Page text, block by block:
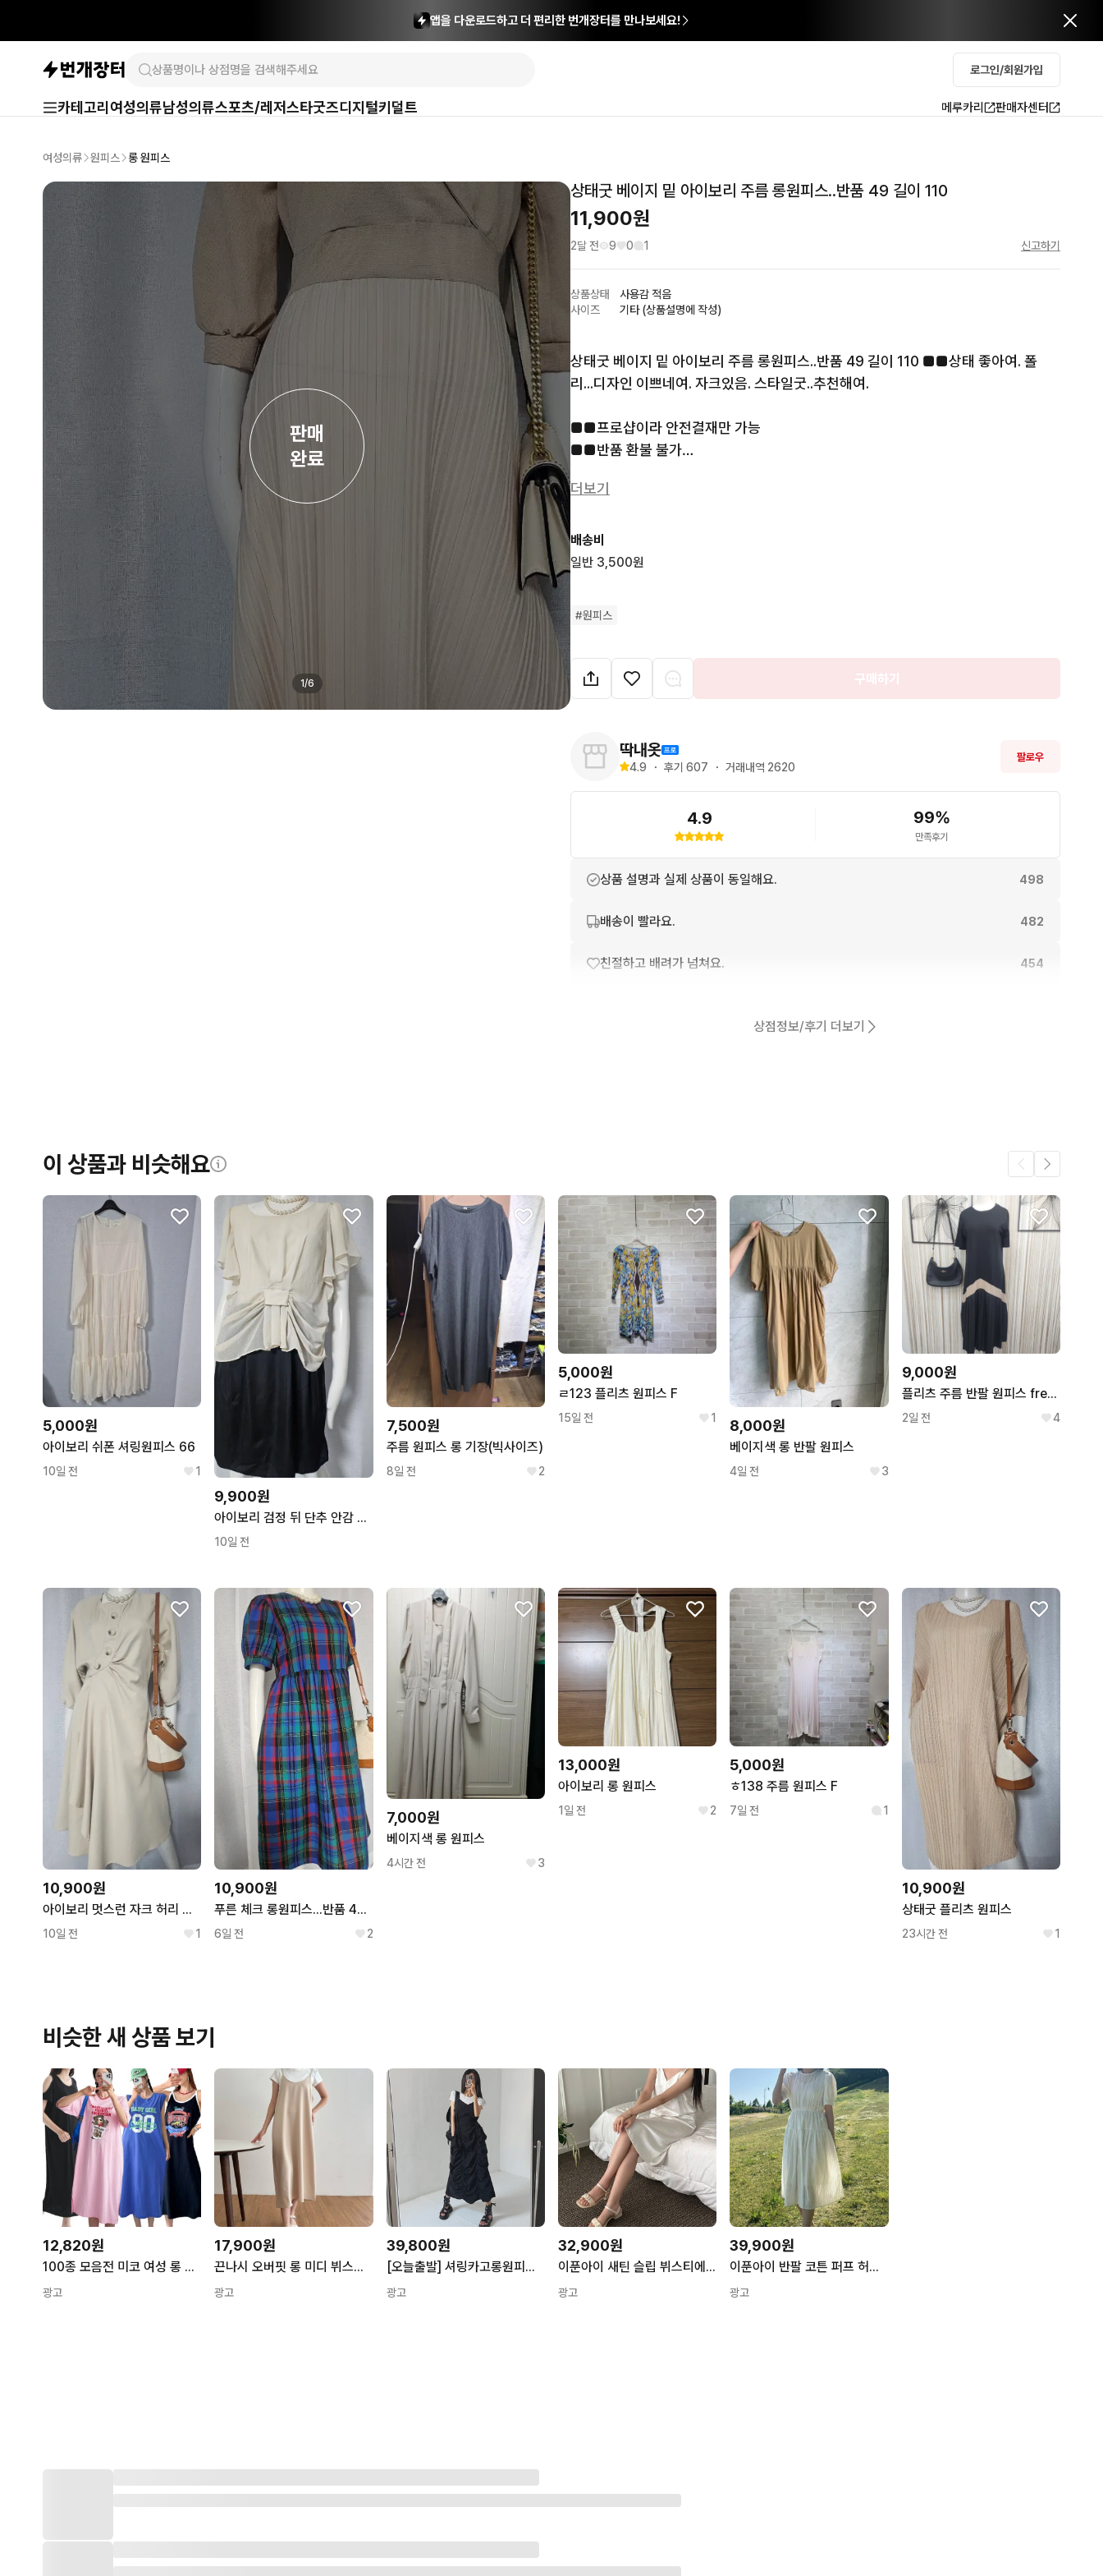
앱을 다운로드하고 더 편리한 번개장터를 만나보세요!
로그인/회원가입
카테고리 여성의류남성의류스포츠/레저스타굿즈디지털키덜트 메루카리 판매자센터
여성의류 원피스 롱 원피스
판매
완료
1/6
상태굿 베이지 밑 아이보리 주름 롱원피스..반품 49 길이 110
11,900원
2달 전 9 0 1 신고하기
상품상태
사용감 적음
사이즈
기타 (상품설명에 작성)
상태굿 베이지 밑 아이보리 주름 롱원피스..반품 49 길이 110 ■■상태 좋아여. 폴
리...디자인 이쁘네여. 자크있음. 스타일굿..추천해여.
■■프로샵이라 안전결재만 가능
■■반품 환불 불가
■■로젠택배3500 섬지역추가비있음
■■여러개하심 가격더해 다시 창 만들어드림
■■타샵동시진행 ㆍ무조건 결재순  팜
더보기
배송비
일반 3,500원
#원피스
구매하기
딱내옷
4.9 ・ 후기 607 ・ 거래내역 2620
팔로우
4.9 99%
만족후기
상품 설명과 실제 상품이 동일해요. 498
배송이 빨라요. 482
친절하고 배려가 넘쳐요. 454
상점정보/후기 더보기
이 상품과 비슷해요
5,000원
아이보리 쉬폰 셔링원피스 66
10일 전 1
9,900원
아이보리 검정 뒤 단추 안감 원피스..반품 48 길이 86
10일 전
7,500원
주름 원피스 롱 기장(빅사이즈)
8일 전 2
5,000원
ㄹ123 플리츠 원피스 F
15일 전 1 8,000원
베이지색 롱 반팔 원피스
4일 전 3
9,000원
플리츠 주름 반팔 원피스 free 신축성있음
2일 전 4
10,900원
아이보리 멋스런 자크 허리 밴드 원피스..반품
10일 전 1
10,900원
푸른 체크 롱원피스...반품 49 길이 106
6일 전 2
7,000원
베이지색 롱 원피스
4시간 전 3
13,000원
아이보리 롱 원피스
1일 전 2
5,000원
ㅎ138 주름 원피스 F
7일 전 1
10,900원
상태굿 플리츠 원피스
23시간 전 1
비슷한 새 상품 보기
12,820원
100종 모음전 미코 여성 롱 원피스 빅사이즈 블랙 긴팔 반팔 하객룩 박스 기모 롱티
광고
17,900원
끈나시 오버핏 롱 미디 뷔스티에 찰랑 민소매 원피스
광고
39,800원
[오늘출발] 셔링카고롱원피스-ops
광고
32,900원
이푼아이 새틴 슬립 뷔스티에 나시 원피스
광고
39,900원
이푼아이 반팔 코튼 퍼프 허리 끈 조절 미디 원피스
광고